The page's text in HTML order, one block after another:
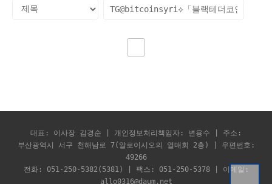
대표: 이사장 김경순 | 개인정보처리책임자: 변용수 | 주소:
부산광역시 서구 천해남로 7(알로이시오의 열매회 2층) | 우편번호:
49266
전화: 051-250-5382(5381) | 팩스: 051-250-5378 | 이메일:
allo0316@daum.net